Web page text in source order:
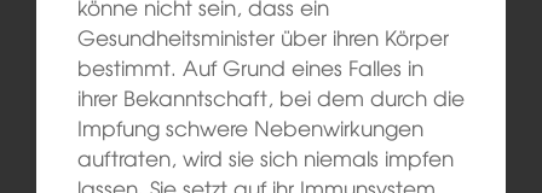
könne nicht sein, dass ein
Gesundheitsminister über ihren Körper
bestimmt. Auf Grund eines Falles in
ihrer Bekanntschaft, bei dem durch die
Impfung schwere Nebenwirkungen
auftraten, wird sie sich niemals impfen